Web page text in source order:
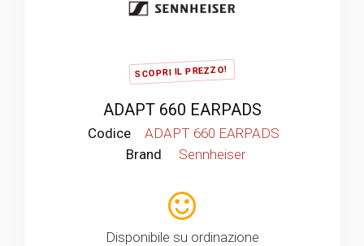
SCOPRI IL PREZZO!
ADAPT 660 EARPADS
Codice
ADAPT 660 EARPADS
Brand
Sennheiser
Disponibile su ordinazione